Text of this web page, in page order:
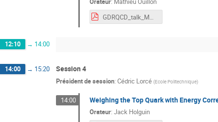
GDRQCD_talk_MO.pdf
12:10 → 14:00
14:00 → 15:20 Session 4
Président de session: Cédric Lorcé (Ecole Politechnique)
14:00 Weighing the Top Quark with Energy
Orateur: Jack Holguin